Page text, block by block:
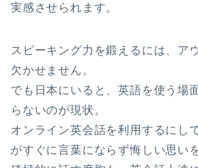
実感させられます。
スピーキング力を鍛えるには、ア
欠かせません。
でも日本にいると、英語を使う場
らないのが現状。
オンライン英会話を利用するにし
がすぐに言葉にならず悔しい思い